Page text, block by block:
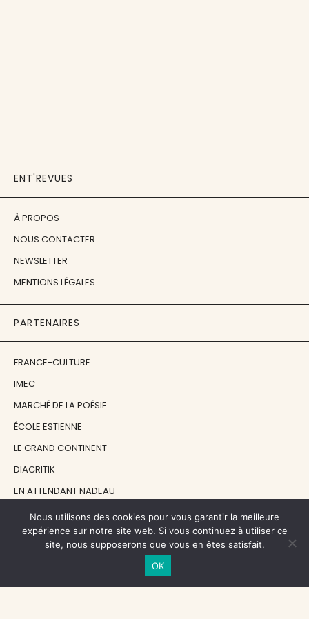
ENT'REVUES
À PROPOS
NOUS CONTACTER
NEWSLETTER
MENTIONS LÉGALES
PARTENAIRES
FRANCE-CULTURE
IMEC
MARCHÉ DE LA POÉSIE
ÉCOLE ESTIENNE
LE GRAND CONTINENT
DIACRITIK
EN ATTENDANT NADEAU
NOS SOUTIENS
Nous utilisons des cookies pour vous garantir la meilleure
expérience sur notre site web. Si vous continuez à utiliser ce
site, nous supposerons que vous en êtes satisfait.
OK